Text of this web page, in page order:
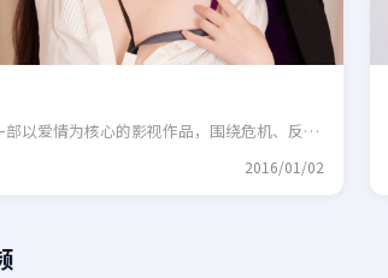
部以爱情为核心的影视作品，围绕危机、反转
2016/01/02